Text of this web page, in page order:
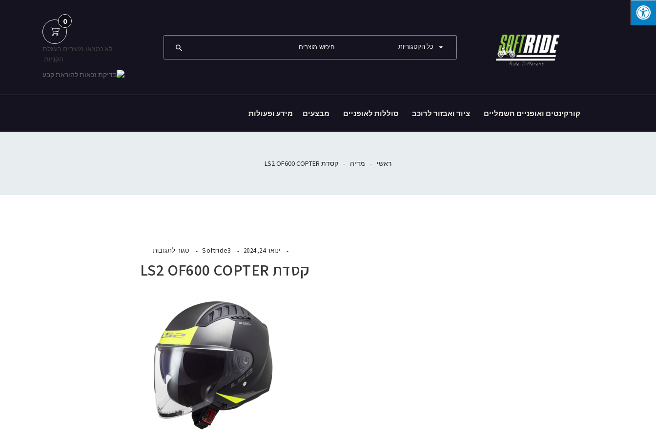
כל הקטגוריות
0
לא נמצאו מוצרים בעגלת
הקניות.
קורקינטים ואופניים חשמליים ציוד ואבזור לרוכב סוללות לאופניים מבצעים מידע ופעולות
ראשי - מדיה - קסדת LS2 OF600 COPTER
ינואר 24, 2024 Softride3 סגור לתגובות
קסדת LS2 OF600 COPTER